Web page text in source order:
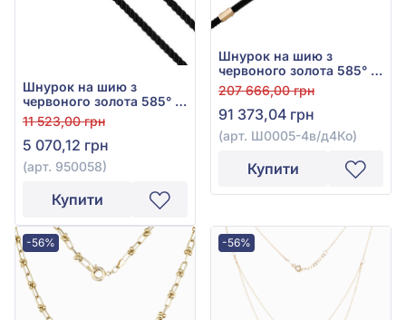
Шнурок на шию з
червоного золота 585° з
чорним текстилем, арт.
950058
11 523,00 грн
5 070,12 грн
(арт. 950058)
Купити
Шнурок на шию з
червоного золота 585° з
чорним шовком, арт.
Ш0005-4в/д4Ко
207 666,00 грн
91 373,04 грн
(арт. Ш0005-4в/д4Ко)
Купити
-56% -56%